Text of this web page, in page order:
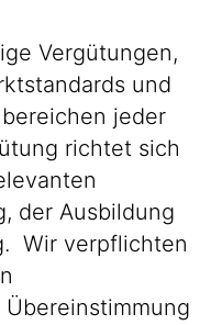
Vergütungen,
und
jeder
richtet sich
der Ausbildung
Wir verpflichten